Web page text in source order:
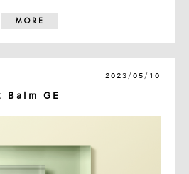
MORE
2023/05/10
Balm GE